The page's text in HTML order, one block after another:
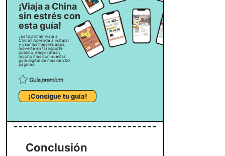
¡Viaja a China
sin estrés con
esta guía!
¿Es tu primer viaje a
China? Aprende a instalar
y usar las mejores apps,
moverte en transporte
público, elegir rutas y
mucho más con nuestra
guía digital de más de 200
páginas.
¡Consigue tu guía!
Conclusión